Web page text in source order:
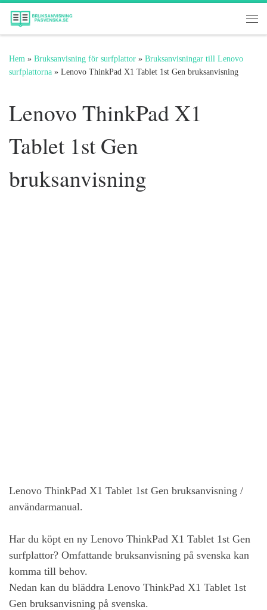
Hoppa till innehåll
Hem » Bruksanvisning för surfplattor » Bruksanvisningar till Lenovo
surfplattorna » Lenovo ThinkPad X1 Tablet 1st Gen bruksanvisning
Lenovo ThinkPad X1
Tablet 1st Gen
bruksanvisning
Lenovo ThinkPad X1 Tablet 1st Gen bruksanvisning /
användarmanual.
Har du köpt en ny Lenovo ThinkPad X1 Tablet 1st Gen
surfplattor? Omfattande bruksanvisning på svenska kan
komma till behov.
Nedan kan du bläddra Lenovo ThinkPad X1 Tablet 1st
Gen bruksanvisning på svenska.